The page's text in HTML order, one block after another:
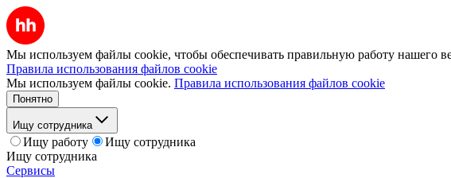
Мы используем файлы cookie, чтобы обеспечивать правильную работу нашего
Правила использования файлов cookie
Мы используем файлы cookie. Правила использования файлов cookie
Понятно
Ищу сотрудника
Ищу работу
Ищу сотрудника
Ищу сотрудника
Сервисы